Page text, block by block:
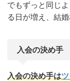
でもずっと同じ
る日が増え、結
入会の決め手
入会の決め手は